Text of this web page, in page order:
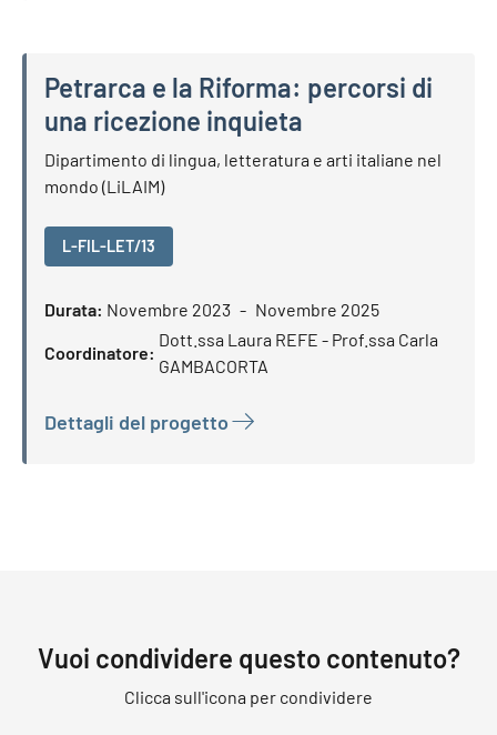
Petrarca e la Riforma: percorsi di
una ricezione inquieta
Petrarca e la Riforma: percorsi di una ricezione inquieta
Dipartimento di lingua, letteratura e arti italiane nel
mondo (LiLAIM)
L-FIL-LET/13
Durata: Novembre 2023 Novembre 2025
Coordinatore:
Dott.ssa Laura REFE - Prof.ssa Carla
GAMBACORTA
Dettagli del progetto
Vuoi condividere questo contenuto?
Clicca sull'icona per condividere